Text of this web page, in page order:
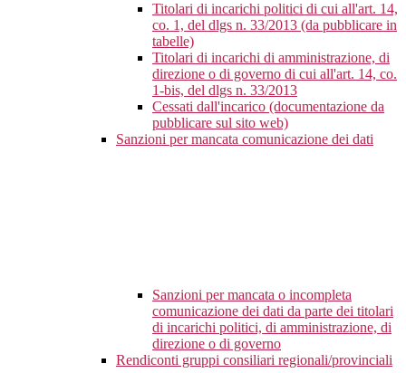
Titolari di incarichi politici di cui all'art. 14,
co. 1, del dlgs n. 33/2013 (da pubblicare in
tabelle)
Titolari di incarichi di amministrazione, di
direzione o di governo di cui all'art. 14, co.
1-bis, del dlgs n. 33/2013
Cessati dall'incarico (documentazione da
pubblicare sul sito web)
Sanzioni per mancata comunicazione dei dati
Sanzioni per mancata o incompleta
comunicazione dei dati da parte dei titolari
di incarichi politici, di amministrazione, di
direzione o di governo
Rendiconti gruppi consiliari regionali/provinciali